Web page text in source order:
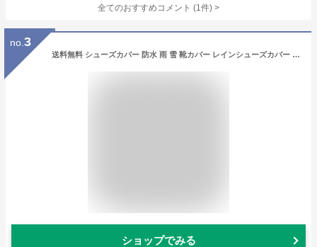
全てのおすすめコメント (1件) >
no. 3
送料無料 シューズカバー 防水 雨 雪 靴カバー レインシューズカバー レインシューズ 伸縮性 軽量 耐摩耗 耐久性 泥除け 砂遊び 持ち運び 折り畳み 滑り止め 梅雨対策 アウトドア 自転車 登山 旅行 レインカバー 長靴 防水カバー 雨靴 雨具 大人 子供 男女兼用
ショップでみる